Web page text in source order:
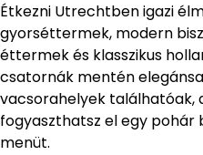
Étkezni Utrechtben igazi
gyorséttermek, modern
éttermek és klasszikus
csatornák mentén
vacsorahelyek találhatóak,
fogyaszthatsz el egy pohár
menüt.